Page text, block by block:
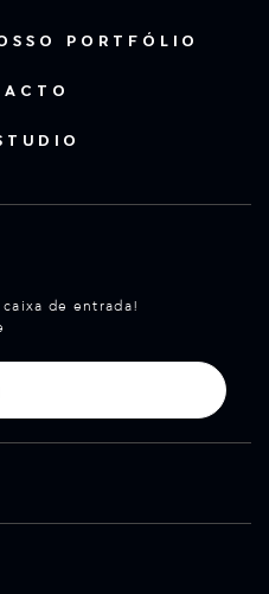
PORTFÓLIO
de entrada!